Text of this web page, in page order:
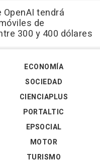
tendrá
de
300 y 400 dólares
ECONOMÍA
SOCIEDAD
CIENCIAPLUS
PORTALTIC
EPSOCIAL
MOTOR
TURISMO